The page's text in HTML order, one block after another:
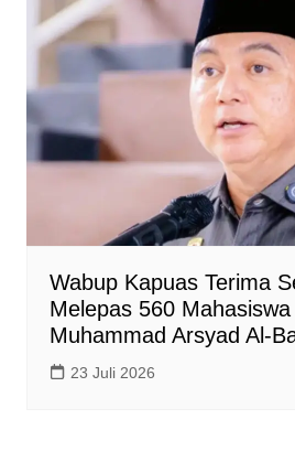
Wabup Kapuas Terima
Melepas 560
Muhammad Arsyad Al-
23 Juli 2026